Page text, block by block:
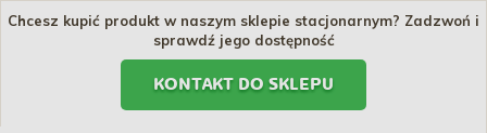
Chcesz kupić produkt w naszym sklepie stacjonarnym? Zadzwoń i
sprawdź jego dostępność
KONTAKT DO SKLEPU